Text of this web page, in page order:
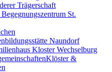
Trägerschaft
St.
Naundorf
Kloster Wechselburg
Klöster &